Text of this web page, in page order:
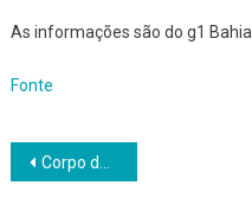
As informações são do g1 Bahia.
Fonte
Navegação
Corpo do papa Francisco é velado na Basílica de São Pedro; cerimônia é aberta ao público